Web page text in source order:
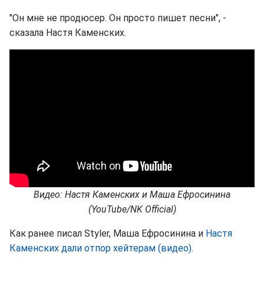
"Он мне не продюсер. Он просто пишет песни", -
сказала Настя Каменских.
Видео: Настя Каменских и Маша Ефросинина
(YouTube/NK Official)
Как ранее писал Styler, Маша Ефросинина и Настя
Каменских дали отпор хейтерам (видео).